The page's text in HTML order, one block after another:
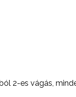
2-es vágás,